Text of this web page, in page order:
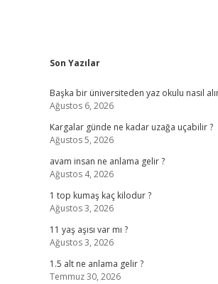
Sidebar
Son Yazılar
Başka bir üniversiteden yaz okulu nasıl
Ağustos 6, 2026
Kargalar günde ne kadar uzağa uçabilir ?
Ağustos 5, 2026
avam insan ne anlama gelir ?
Ağustos 4, 2026
1 top kumaş kaç kilodur ?
Ağustos 3, 2026
11 yaş aşısı var mı ?
Ağustos 3, 2026
1.5 alt ne anlama gelir ?
Temmuz 30, 2026